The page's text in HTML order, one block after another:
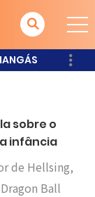
sobre o
infância
de Hellsing,
Ball